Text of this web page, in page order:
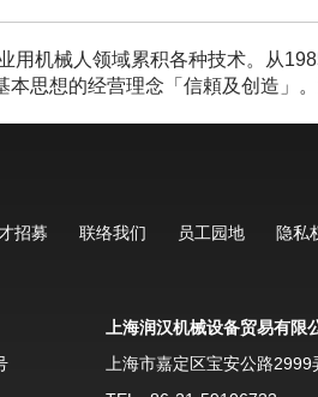
用机械人领域累积各种技术。从
思想的经营理念「信頼及创造」
招募 联络我们 员工园地 隐私
上海润汉机械设备贸易有限
上海市嘉定区宝安公路